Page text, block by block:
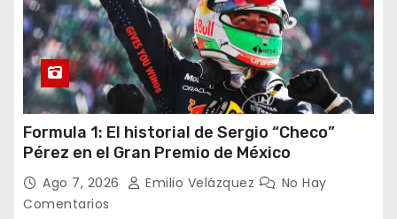
Formula 1: El historial de Sergio “Checo”
Pérez en el Gran Premio de México
Ago 7, 2026 Emilio Velázquez
No Hay
Comentarios